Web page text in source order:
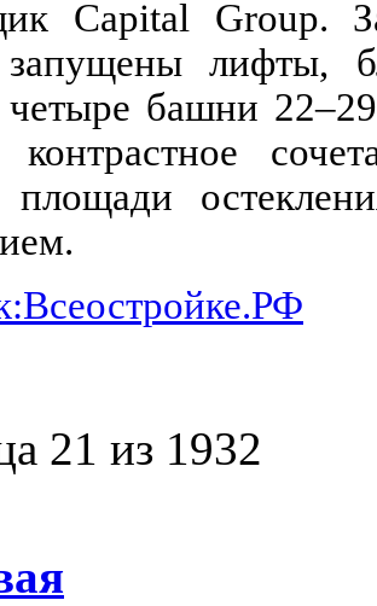
Capital Group.
лифты,
башни
контрастное
21 из 1932